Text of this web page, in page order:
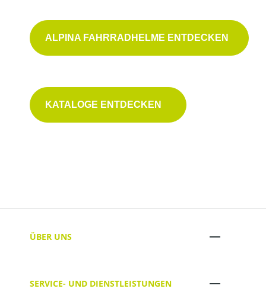
ALPINA FAHRRADHELME ENTDECKEN
KATALOGE ENTDECKEN
ÜBER UNS
SERVICE- UND DIENSTLEISTUNGEN